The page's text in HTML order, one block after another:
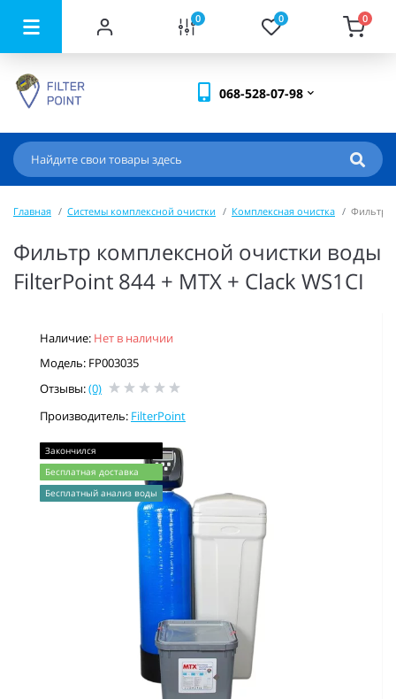
0 0 0
068-528-07-98
Главная Системы комплексной очистки Комплексная очистка Фильтр
Фильтр комплексной очистки воды
FilterPoint 844 + MTX + Clack WS1CI
Наличие: Нет в наличии
Модель: FP003035
Отзывы:(0)
Производитель: FilterPoint
Закончился
Бесплатная доставка
Бесплатный анализ воды